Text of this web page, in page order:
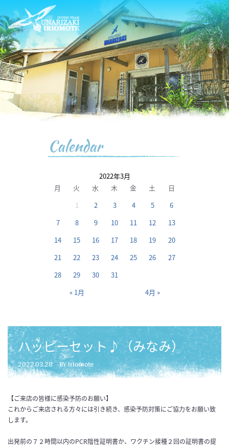
Calendar
2022年3月
月
火 水 木 金 土 日
« 1月 4月 »
1 2 3 4 5
6
7
8 9 10 11 12
13
14
15 16 17 18 19
20
21
22 23 24 25 26
27
28
29 30 31
ハッピーセット♪（みなみ）
2022.03.28 BY iriomote
【ご来店の皆様に感染予防のお願い】
これからご来店される方々には引き続き、感染予防対策にご協力をお願い致
します。
出発前の７２時間以内のPCR陰性証明書か、ワクチン接種２回の証明書の提